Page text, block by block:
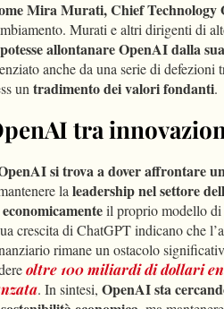
Mira Murati, Chief Technology
Murati e altri dirigenti di
allontanare OpenAI dalla
anche da una serie di
untradimento dei valori fondanti​.
tra
si trova a dover affrontare
laleadership nel settore
economicamenteil proprio modello di
crescita di ChatGPT indicano che
rimane un ostacolo
oltre 100 miliardi di dollari
. In sintesi, OpenAI sta